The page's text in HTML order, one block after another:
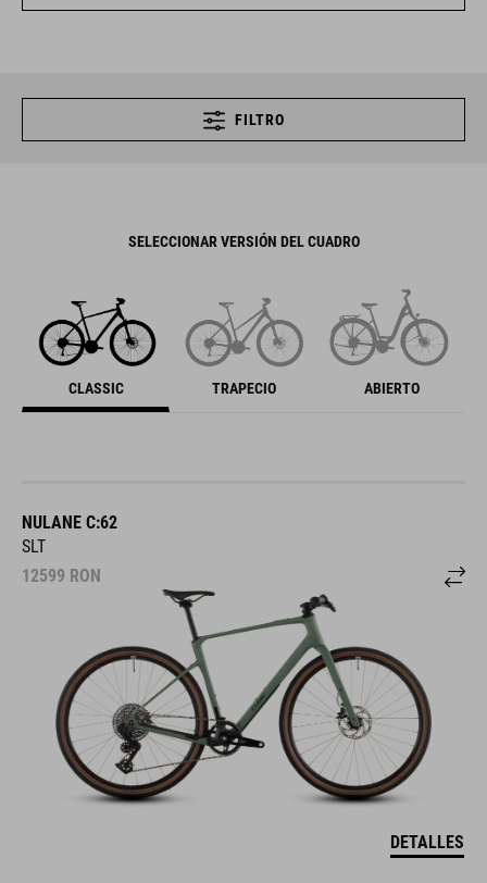
FILTRO
SELECCIONAR VERSIÓN DEL CUADRO
CLASSIC TRAPECIO ABIERTO
NULANE C:62
SLT
12599 RON
DETALLES